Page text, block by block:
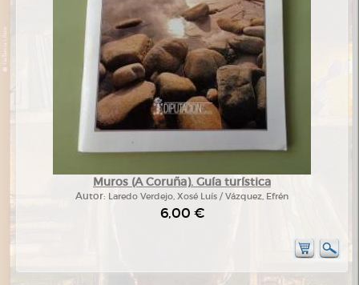
Muros (A Coruña). Guía turística
Autor: Laredo Verdejo, Xosé Luís / Vázquez, Efrén
6,00 €